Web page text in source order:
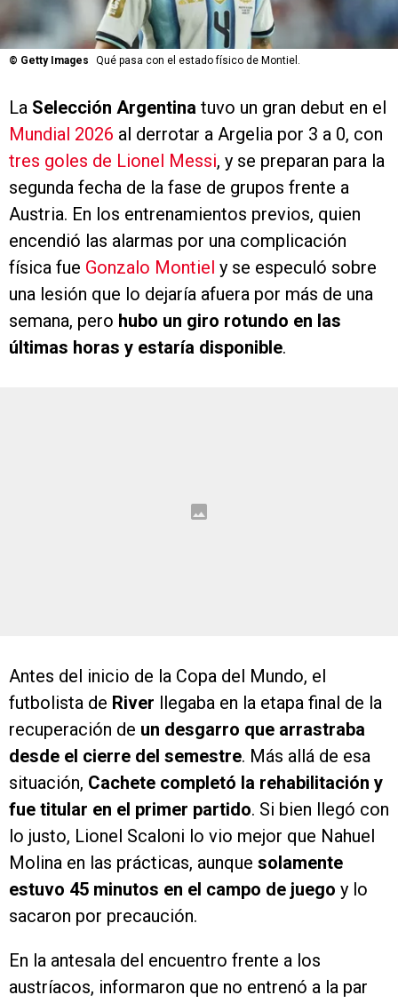
© Getty Images Qué pasa con el estado físico de Montiel.
La Selección Argentina tuvo un gran debut en el
Mundial 2026 al derrotar a Argelia por 3 a 0, con
tres goles de Lionel Messi, y se preparan para la
segunda fecha de la fase de grupos frente a
Austria. En los entrenamientos previos, quien
encendió las alarmas por una complicación
física fue Gonzalo Montiel y se especuló sobre
una lesión que lo dejaría afuera por más de una
semana, pero hubo un giro rotundo en las
últimas horas y estaría disponible.
Antes del inicio de la Copa del Mundo, el
futbolista de River
llegaba en la etapa final de la
recuperación de un desgarro que arrastraba
desde el cierre del semestre. Más allá de esa
situación, Cachete completó la rehabilitación y
fue titular en el primer partido. Si bien llegó con
lo justo, Lionel Scaloni lo vio mejor que Nahuel
Molina en las prácticas, aunque solamente
estuvo 45 minutos en el campo de juego y lo
sacaron por precaución.
En la antesala del encuentro frente a los
austríacos, informaron que no entrenó a la par